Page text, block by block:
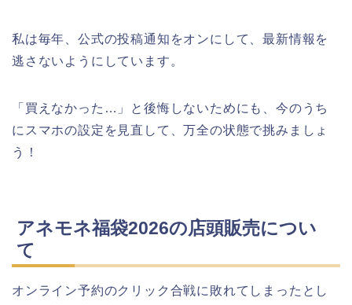
私は毎年、公式の投稿通知をオンにして、最新情報を
逃さないようにしています。
「買えなかった…」と後悔しないためにも、今のうち
にスマホの設定を見直して、万全の状態で挑みましょ
う！
アネモネ福袋2026の店頭販売につい
て
オンライン予約のクリック合戦に敗れてしまったとし